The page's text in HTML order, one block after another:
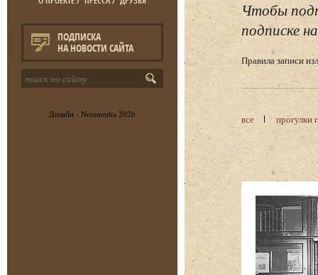
ПОДПИСКА
НА НОВОСТИ САЙТА
Дизайн - Notamedia 2026
Чтобы
подписке
Правила записи
все прогулки